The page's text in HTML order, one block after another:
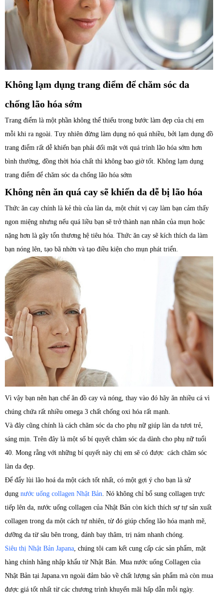
Không lạm dụng trang điểm để chăm sóc da
chống lão hóa sớm
Trang điểm là một phần không thể thiếu trong bước làm đẹp của chị em
mỗi khi ra ngoài. Tuy nhiên đừng làm dụng nó quá nhiều, bởi lạm dụng đồ
trang điểm rất dễ khiến bạn phải đối mặt với quá trình lão hóa sớm hơn
bình thường, đồng thời hóa chất thì không bao giờ tốt. Không lạm dụng
trang điểm để chăm sóc da chống lão hóa sớm
Không nên ăn quá cay sẽ khiến da dễ bị lão hóa
Thức ăn cay chính là kẻ thù của làn da, một chút vị cay làm bạn cảm thấy
ngon miệng nhưng nếu quá liều bạn sẽ trở thành nạn nhân của mụn hoặc
nặng hơn là gây tổn thương hệ tiêu hóa. Thức ăn cay sẽ kích thích da làm
bạn nóng lên, tạo bã nhờn và tạo điều kiện cho mụn phát triển.
Vì vậy bạn nên hạn chế ăn đồ cay và nóng, thay vào đó hãy ăn nhiều cá vì
chúng chứa rất nhiều omega 3 chất chống oxi hóa rất mạnh.
Và đây cũng chính là cách chăm sóc da cho phụ nữ giúp làn da tươi trẻ,
sáng mịn. Trên đây là một số bí quyết chăm sóc da dành cho phụ nữ tuổi
40. Mong rằng với những bí quyết này chị em sẽ có được cách chăm sóc
làn da đẹp.
Để đẩy lùi lão hoá da một cách tốt nhất, có một gợi ý cho bạn là sử
dụng nước uống collagen Nhật Bản . Nó không chỉ bổ sung collagen trực
tiếp lên da, nước uống collagen của Nhật Bản còn kích thích sự tự sản xuất
collagen trong da một cách tự nhiên, từ đó giúp chống lão hóa mạnh mẽ,
dưỡng da từ sâu bên trong, đánh bay thâm, trị nám nhanh chóng.
Siêu thị Nhật Bản Japana , chúng tôi cam kết cung cấp các sản phẩm, mặt
hàng chính hãng nhập khẩu từ Nhật Bản. Mua nước uống Collagen của
Nhật Bản tại Japana.vn ngoài đảm bảo về chất lượng sản phẩm mà còn mua
được giá tốt nhất từ các chương trình khuyến mãi hấp dẫn mỗi ngày.